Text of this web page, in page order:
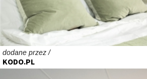
dodane przez /
KODO.PL